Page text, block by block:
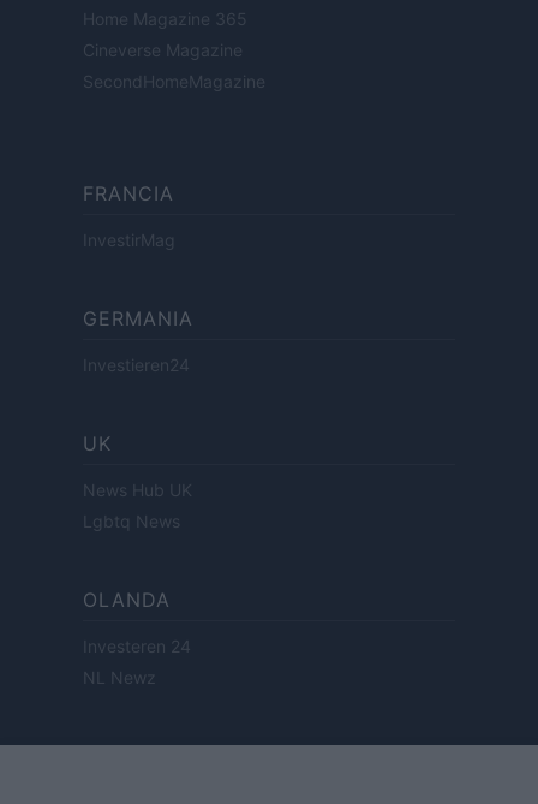
Home Magazine 365
Cineverse Magazine
SecondHomeMagazine
FRANCIA
InvestirMag
GERMANIA
Investieren24
UK
News Hub UK
Lgbtq News
OLANDA
Investeren 24
NL Newz